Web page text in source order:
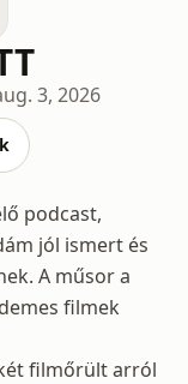
3, 2026
podcast,
jól ismert és
A műsor a
filmek
filmőrült arról